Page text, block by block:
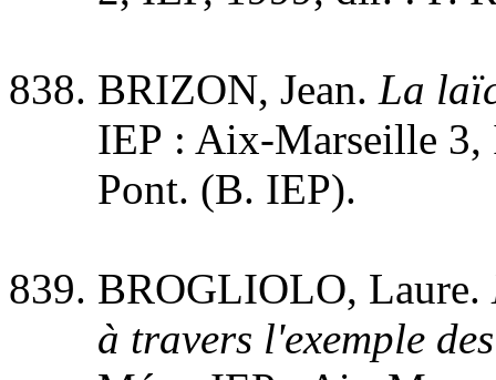
BRIZON, Jean. La
IEP : Aix-Marseille
Pont. (B. IEP).
BROGLIOLO, Laure.
à travers l'exemple